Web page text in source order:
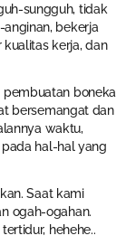
sungguh, tidak
anginan, bekerja
kerja, dan
pembuatan boneka
bersemangat dan
waktu,
pada hal-hal yang
Saat kami
ogah-ogahan.
hehehe..